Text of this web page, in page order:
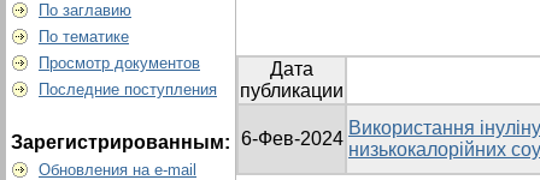
По заглавию
По тематике
Просмотр документов
Последние поступления
Зарегистрированным:
Обновления на e-mail
Дата
публикации
6-Фев-2024
Використання
низькокалорійних